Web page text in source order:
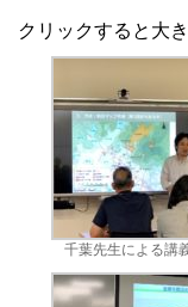
クリックすると大
千葉先生による講